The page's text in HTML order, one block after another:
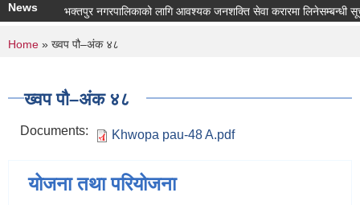
News भक्तपुर नगरपालिकाको लागि आवश्यक जनशक्ति सेवा करारमा लिनेसम्बन्धी
You are here
Home » ख्वप पौ–अंक ४८
ख्वप पौ–अंक ४८
Documents: Khwopa pau-48 A.pdf
योजना तथा परियोजना